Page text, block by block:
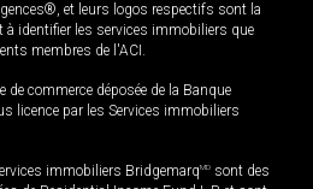
et leurs logos respectifs sont la
à identifier les services immobiliers que
membres de l'ACI.
de commerce déposée de la Banque
licence par les Services immobiliers
immobiliers BridgemarqMD sont des